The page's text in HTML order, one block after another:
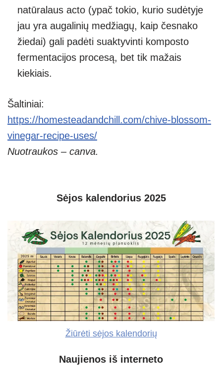
natūralaus acto (ypač tokio, kurio sudėtyje
jau yra augalinių medžiagų, kaip česnako
žiedai) gali padėti suaktyvinti komposto
fermentacijos procesą, bet tik mažais
kiekiais.
Šaltiniai:
https://homesteadandchill.com/chive-blossom-
vinegar-recipe-uses/
Nuotraukos – canva.
Sėjos kalendorius 2025
Žiūrėti sėjos kalendorių
Naujienos iš interneto